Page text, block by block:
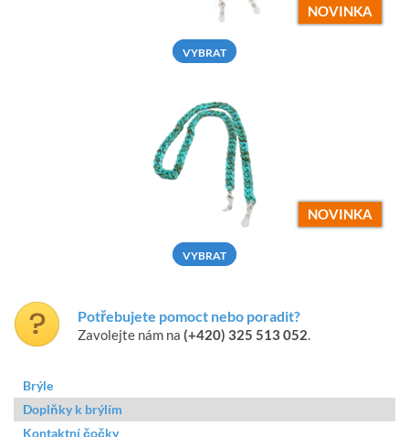
NOVINKA
VYBRAT
NOVINKA
VYBRAT
Potřebujete pomoct nebo poradit?
Zavolejte nám na (+420) 325 513 052.
Brýle
Doplňky k brýlím
Kontaktní čočky